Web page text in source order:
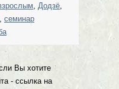
Додзё
семинар
Вы хотите
- ссылка на